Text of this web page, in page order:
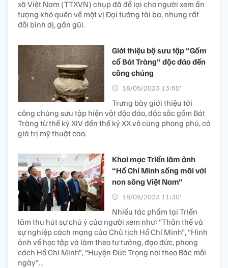
xã Việt Nam (TTXVN) chụp đã để lại cho người xem ấn
tượng khó quên về một vị Đại tướng tài ba, nhưng rất
đỗi bình dị, gần gũi.
Giới thiệu bộ sưu tập “Gốm
cổ Bát Tràng” độc đáo đến
công chúng
18/05/2023 13:50’
Trưng bày giới thiệu tới
công chúng sưu tập hiện vật độc đáo, đặc sắc gốm Bát
Tràng từ thế kỷ XIV đến thế kỷ XX vô cùng phong phú, có
giá trị mỹ thuật cao.
Khai mạc Triển lãm ảnh
“Hồ Chí Minh sống mãi với
non sông Việt Nam”
18/05/2023 11:30’
Nhiều tác phẩm tại Triển
lãm thu hút sự chú ý của người xem như: “Thân thế và
sự nghiệp cách mạng của Chủ tịch Hồ Chí Minh”, “Hình
ảnh về học tập và làm theo tư tưởng, đạo đức, phong
cách Hồ Chí Minh”, “Huyện Đức Trọng noi theo Bác mỗi
ngày”…